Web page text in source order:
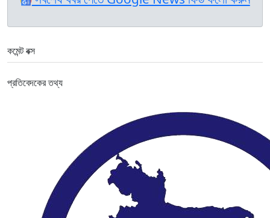
কমেন্ট বক্স
প্রতিবেদকের তথ্য